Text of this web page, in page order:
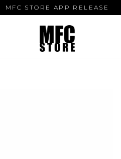
MFC STORE APP RELEASE